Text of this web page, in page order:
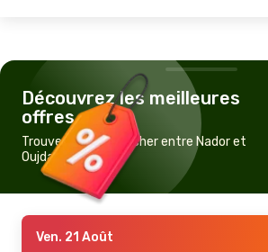
Découvrez les meilleures
offres
Trouvez un vol pas cher entre Nador et
Oujda
Ven. 21 Août